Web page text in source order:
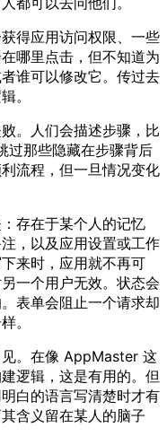
得应用访问权限、一些
哪里点击，但不知道为
谁可以修改它。传过去
。
。人们会描述步骤，比
过那些隐藏在步骤背后
流程，但一旦情况变化
存在于某个人的记忆
，以及应用设置或工作
来时，应用就不再可
一个用户无效。状态会
表单会阻止一个请求却
。
。在像 AppMaster 这
逻辑，这是有用的。但
白的语言写清楚时才有
含义留在某人的脑子